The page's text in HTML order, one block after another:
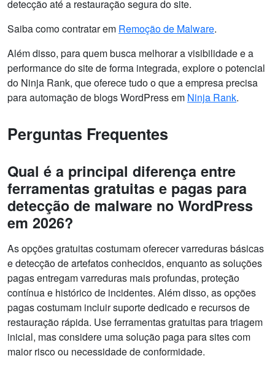
detecção até a restauração segura do site.
Saiba como contratar em Remoção de Malware.
Além disso, para quem busca melhorar a visibilidade e a
performance do site de forma integrada, explore o potencial
do Ninja Rank, que oferece tudo o que a empresa precisa
para automação de blogs WordPress em Ninja Rank.
Perguntas Frequentes
Qual é a principal diferença entre
ferramentas gratuitas e pagas para
detecção de malware no WordPress
em 2026?
As opções gratuitas costumam oferecer varreduras básicas
e detecção de artefatos conhecidos, enquanto as soluções
pagas entregam varreduras mais profundas, proteção
contínua e histórico de incidentes. Além disso, as opções
pagas costumam incluir suporte dedicado e recursos de
restauração rápida. Use ferramentas gratuitas para triagem
inicial, mas considere uma solução paga para sites com
maior risco ou necessidade de conformidade.